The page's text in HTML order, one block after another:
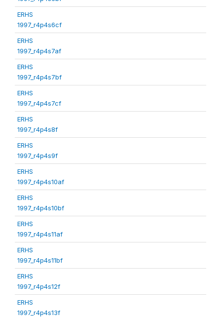
ERHS
1997_r4p4s6cf
ERHS
1997_r4p4s7af
ERHS
1997_r4p4s7bf
ERHS
1997_r4p4s7cf
ERHS
1997_r4p4s8f
ERHS
1997_r4p4s9f
ERHS
1997_r4p4s10af
ERHS
1997_r4p4s10bf
ERHS
1997_r4p4s11af
ERHS
1997_r4p4s11bf
ERHS
1997_r4p4s12f
ERHS
1997_r4p4s13f